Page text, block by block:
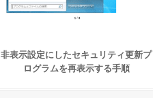
非表示設定にしたセキュリティ更新プ
ログラムを再表示する手順